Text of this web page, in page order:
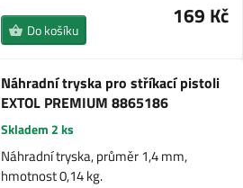
169 Kč
Do košíku
Náhradní tryska pro stříkací pistoli
EXTOL PREMIUM 8865186
Skladem 2 ks
Náhradní tryska, průměr 1,4 mm,
hmotnost 0,14 kg.